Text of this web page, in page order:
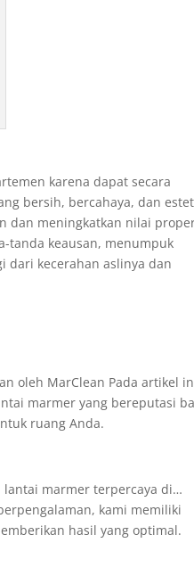
karena dapat secara
bersih, bercahaya, dan
dan meningkatkan nilai
tanda keausan, menumpuk
dari kecerahan aslinya dan
oleh MarClean Pada artikel
marmer yang bereputasi
ruang Anda.
lantai marmer terpercaya di…
kami memiliki
hasil yang optimal.